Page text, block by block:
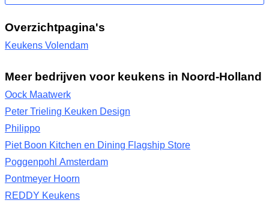
Overzichtpagina's
Keukens Volendam
Meer bedrijven voor keukens in Noord-Holland
Oock Maatwerk
Peter Trieling Keuken Design
Philippo
Piet Boon Kitchen en Dining Flagship Store
Poggenpohl Amsterdam
Pontmeyer Hoorn
REDDY Keukens